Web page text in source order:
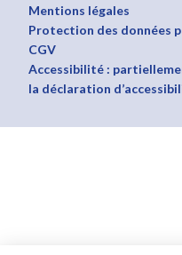
Mentions légales
Protection des données
CGV
Accessibilité :
la déclaration